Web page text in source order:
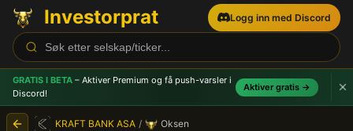
Investorprat Logg inn med Discord
GRATIS I BETA – Aktiver Premium og få push-varsler i
Discord!
Aktiver gratis →
KRAFT BANK ASA / Oksen